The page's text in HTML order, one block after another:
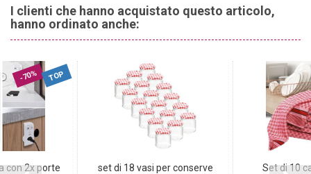
I clienti che hanno acquistato questo articolo,
hanno ordinato anche:
-70% TOP
con 2x porte
set di 18 vasi per conserve
Set di 10